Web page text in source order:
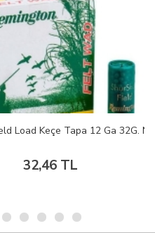
Tapa 12 Ga 32G. No:9
TL